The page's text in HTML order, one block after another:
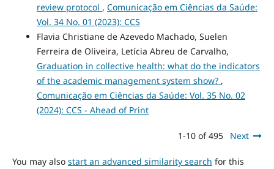
review protocol , Comunicação em Ciências da Saúde:
Vol. 34 No. 01 (2023): CCS
Flavia Christiane de Azevedo Machado, Suelen
Ferreira de Oliveira, Letícia Abreu de Carvalho,
Graduation in collective health: what do the indicators
of the academic management system show? ,
Comunicação em Ciências da Saúde: Vol. 35 No. 02
(2024): CCS - Ahead of Print
1-10 of 495 Next
You may also start an advanced similarity search for this